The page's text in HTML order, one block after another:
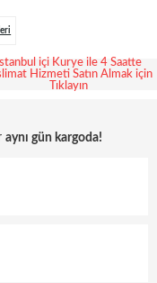
İstanbul içi Kurye ile 4 Saatte
Hizmeti Satın Almak için
Tıklayın
aynı gün kargoda!